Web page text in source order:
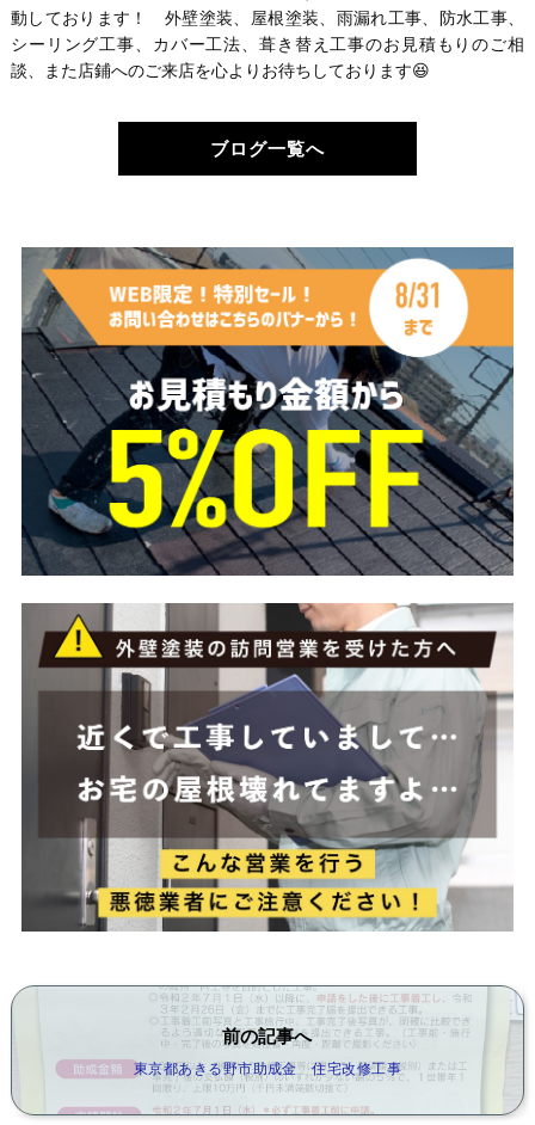
動しております！ 外壁塗装、屋根塗装、雨漏れ工事、防水工事、
シーリング工事、カバー工法、葺き替え工事のお見積もりのご相
談、また店鋪へのご来店を心よりお待ちしております😆
ブログ一覧へ
前の記事へ
東京都あきる野市助成金 住宅改修工事